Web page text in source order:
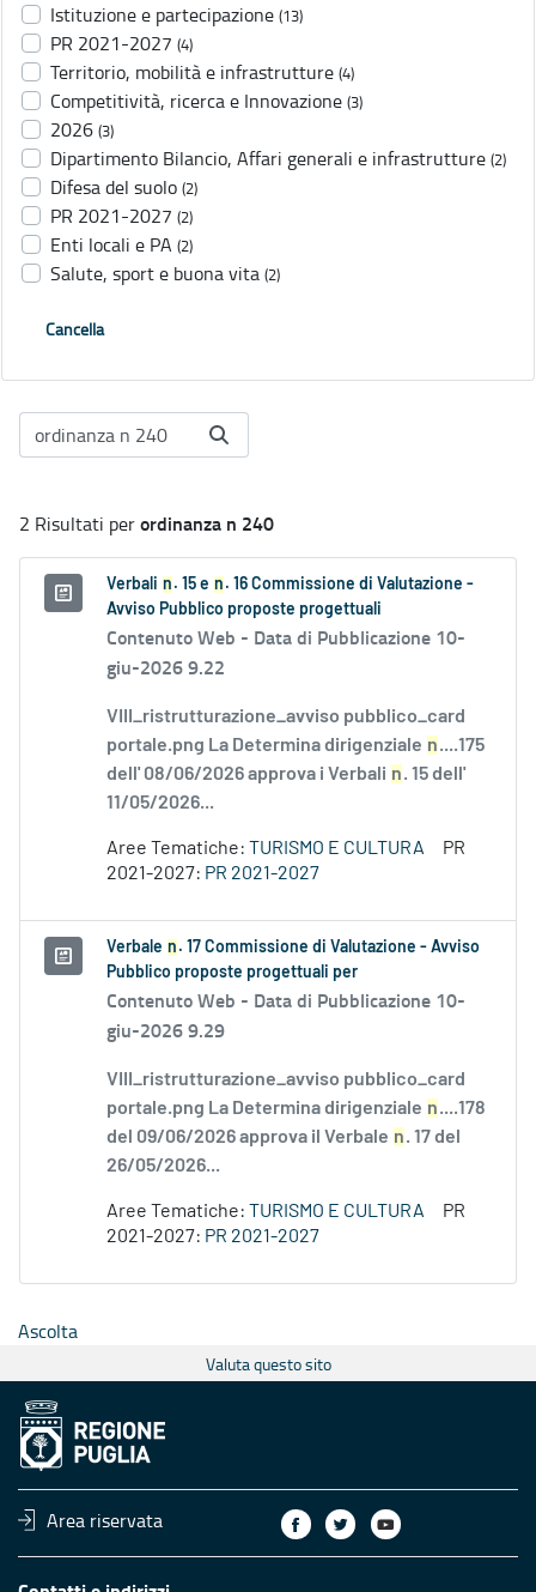
Istituzione e partecipazione (13)
PR 2021-2027 (4)
Territorio, mobilità e infrastrutture (4)
Competitività, ricerca e Innovazione (3)
2026 (3)
Dipartimento Bilancio, Affari generali e infrastrutture (2)
Difesa del suolo (2)
PR 2021-2027 (2)
Enti locali e PA (2)
Salute, sport e buona vita (2)
Cancella
2 Risultati perordinanza n 240
Verbali n . 15 e n . 16 Commissione di Valutazione -
Avviso Pubblico proposte progettuali
Contenuto Web - Data di Pubblicazione 10-
giu-2026 9.22
VIII_ristrutturazione_avviso pubblico_card
portale.png La Determina dirigenziale n....175
dell' 08/06/2026 approva i Verbali n. 15 dell'
11/05/2026...
Aree Tematiche: TURISMO E CULTURA
PR
2021-2027: PR 2021-2027
Verbale n . 17 Commissione di Valutazione - Avviso
Pubblico proposte progettuali per
Contenuto Web - Data di Pubblicazione 10-
giu-2026 9.29
VIII_ristrutturazione_avviso pubblico_card
portale.png La Determina dirigenziale n....178
del 09/06/2026 approva il Verbale n. 17 del
26/05/2026...
Aree Tematiche: TURISMO E CULTURA
PR
2021-2027: PR 2021-2027
Ascolta
Valuta questo sito
Area riservata